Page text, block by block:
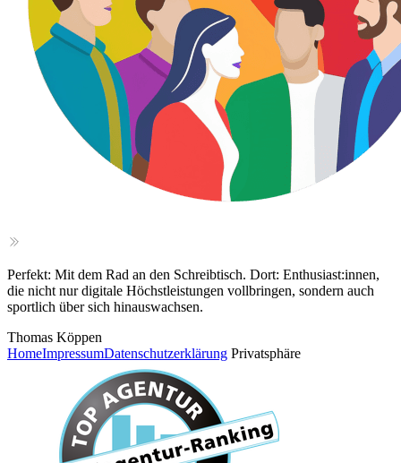
Perfekt: Mit dem Rad an den Schreibtisch. Dort: Enthusiast:innen,
die nicht nur digitale Höchstleistungen vollbringen, sondern auch
sportlich über sich hinauswachsen.
Thomas Köppen
HomeImpressumDatenschutzerklärung Privatsphäre